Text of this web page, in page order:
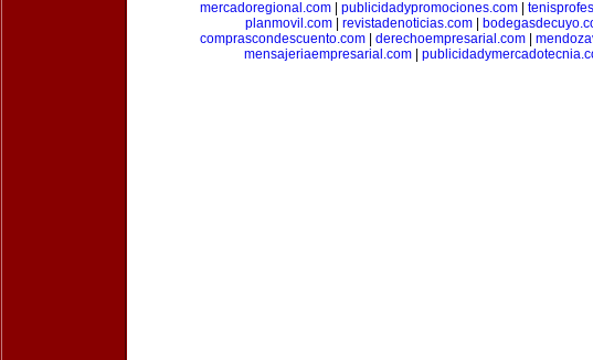
mercadoregional.com
publicidadypromociones.com
planmovil.com| revistadenoticias.com|
comprascondescuento.com
derechoempresarial.com
mensajeriaempresarial.com|